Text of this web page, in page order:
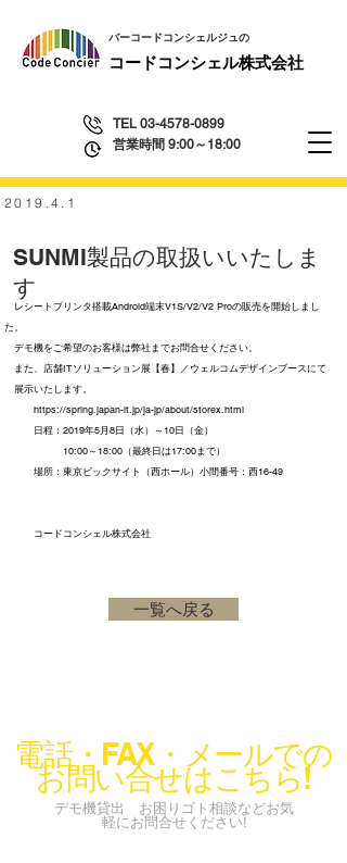
TEL 03-4578-0899
営業時間 9:00～18:00
​コードコンシェル株式会社
​バーコードコンシェルジュの
一覧へ戻る
2019.4.1
レシートプリンタ搭載Android端末V1S/V2/V2 Proの販売を開始しまし
た。
デモ機をご希望のお客様は弊社までお問合せください。
また、店舗ITソリューション展【春】／ウェルコムデザインブースにて
展示いたします。
https://spring.japan-it.jp/ja-jp/about/storex.html
日程：2019年5月8日（水）～10日（金）
10:00～18:00（最終日は17:00まで）
場所：東京ビックサイト（西ホール）小間番号：西16-49
コードコンシェル株式会社
SUNMI製品の取扱いいたしま
す
デモ機貸出 お困りゴト相談などお気
軽にお問合せください!
電話・FAX・メールでの
お問い合せはこちら!